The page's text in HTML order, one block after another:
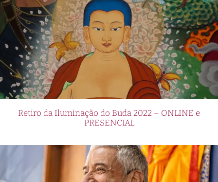
Retiro da Iluminação do Buda 2022 – ONLINE e
PRESENCIAL